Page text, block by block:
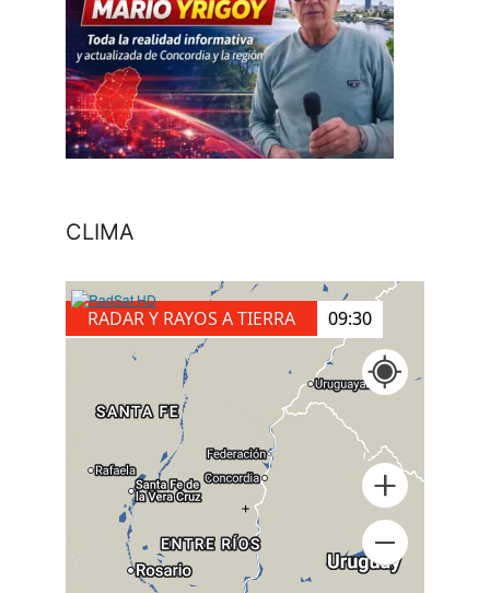
CLIMA
RADAR Y RAYOS A TIERRA 09:40
+